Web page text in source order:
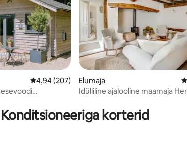
Keskmine hinnang 4,94/5, 207 hinnangut
4,94 (207)
Elumaja
Idülliline ajalooline maamaja
Konditsioneeriga korterid